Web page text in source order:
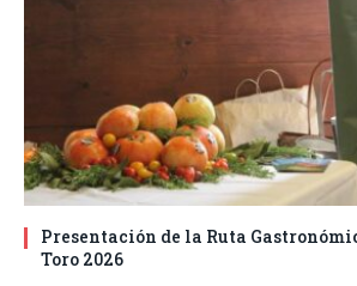
Presentación de la Ruta
Toro 2026